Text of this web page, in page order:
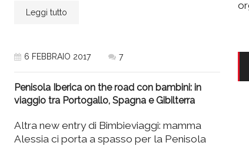
Leggi tutto
6 FEBBRAIO 2017 7
Penisola Iberica on the road con bambini: in
viaggio tra Portogallo, Spagna e Gibilterra
Altra new entry di Bimbieviaggi: mamma
Alessia ci porta a spasso per la Penisola